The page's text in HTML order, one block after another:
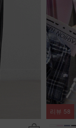
리뷰 58